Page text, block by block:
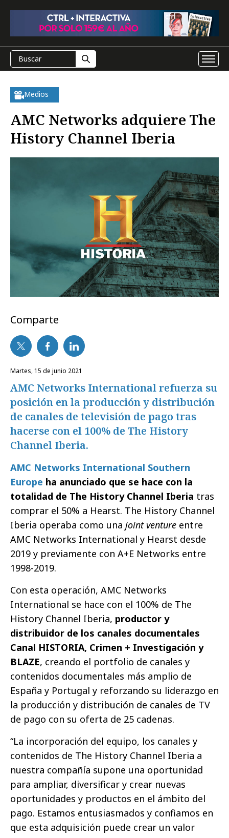
Medios
AMC Networks adquiere The
History Channel Iberia
Comparte
martes, 15 de junio 2021
AMC Networks International refuerza su
posición en la producción y distribución
de canales de televisión de pago tras
hacerse con el 100% de The History
Channel Iberia.
AMC Networks International Southern
Europe ha anunciado que se hace con la
totalidad de The History Channel Iberia tras
comprar el 50% a Hearst. The History Channel
Iberia operaba como una joint venture entre
AMC Networks International y Hearst desde
2019 y previamente con A+E Networks entre
1998-2019.
Con esta operación, AMC Networks
International se hace con el 100% de The
History Channel Iberia, productor y
distribuidor de los canales documentales
Canal HISTORIA, Crimen + Investigación y
BLAZE, creando el portfolio de canales y
contenidos documentales más amplio de
España y Portugal y reforzando su liderazgo en
la producción y distribución de canales de TV
de pago con su oferta de 25 cadenas.
“La incorporación del equipo, los canales y
contenidos de The History Channel Iberia a
nuestra compañía supone una oportunidad
para ampliar, diversificar y crear nuevas
oportunidades y productos en el ámbito del
pago. Estamos entusiasmados y confiamos en
que esta adquisición puede crear un valor